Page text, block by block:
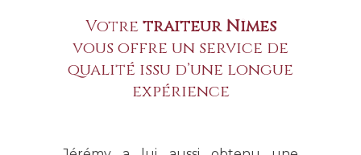
Votre traiteur Nîmes
vous offre un service de
qualité issu d’une longue
expérience